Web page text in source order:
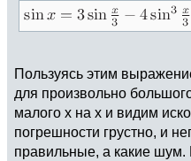
Пользуясь этим
для произвольно
малого x на x и видим
погрешности грустно, и
правильные, а какие